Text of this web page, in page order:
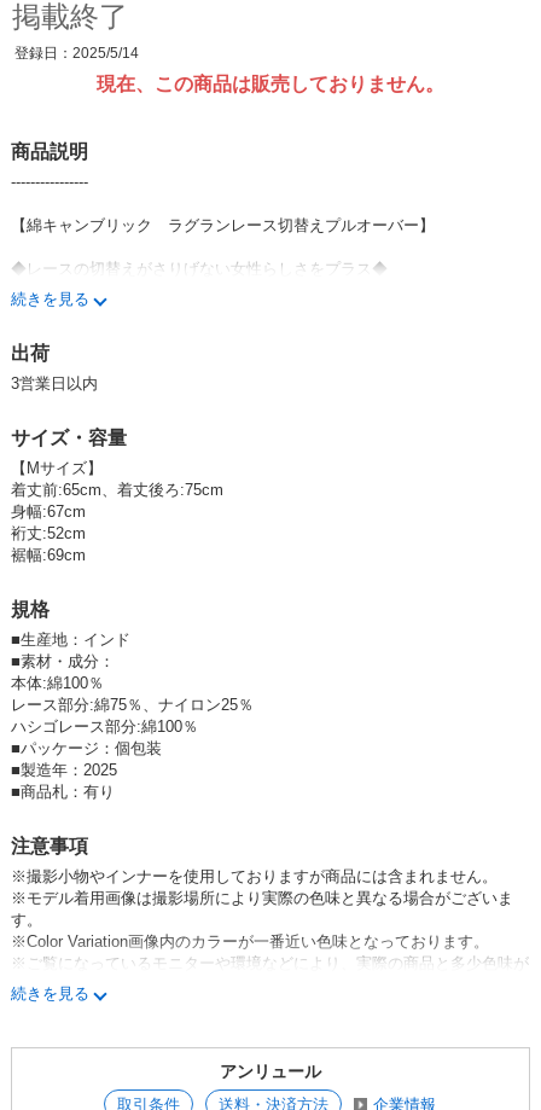
掲載終了
登録日：2025/5/14
現在、この商品は販売しておりません。
商品説明
----------------
【綿キャンブリック ラグランレース切替えプルオーバー】
◆レースの切替えがさりげない女性らしさをプラス◆
クルーネックデザインが使いやすい夏素材のプルオーバー。
ラグランシルエットは、肩の締め付けがないので快適な着心地です。
フロントや袖山にレースを施した、上品さのあるトップスです。
ハリ感がありながら綿素材が心地よい、キャンブリック生地を使用しまし
た。
----------------
着丈前:65cm、着丈後ろ:75cm
身幅:67cm
裄丈:52cm
裾幅:69cm
※平置き採寸になります。若干の誤差が生じる場合がございます。
----------------
【素材】
本体:綿100％
レース部分:綿75％、ナイロン25％
【伸縮性】なし
【透け感】淡色ややあり
----------------
【モデル着用サイズ】Mサイズ
【モデル体型】身長:172㎝
----------------
※撮影小物やインナーを使用しておりますが商品には含まれません。
※モデル着用画像は撮影場所により実際の色味と異なる場合がございま
※Color Variation画像内のカラーが一番近い色味となっております。
※ご覧になっているモニターや環境などにより実際の商品と多少色味が異
なって見える場合がございます。予めご了承をお願いいたします。
続きを見る
出荷
3営業日以内
サイズ・容量
【Mサイズ】
着丈前:65cm、着丈後ろ:75cm
身幅:67cm
裄丈:52cm
裾幅:69cm
規格
■生産地：インド
■素材・成分：
本体:綿100％
レース部分:綿75％、ナイロン25％
ハシゴレース部分:綿100％
■パッケージ：個包装
■製造年：2025
■商品札：有り
注意事項
※撮影小物やインナーを使用しておりますが商品には含まれません。
※モデル着用画像は撮影場所により実際の色味と異なる場合がございま
す。
※Color Variation画像内のカラーが一番近い色味となっております。
※ご覧になっているモニターや環境などにより、実際の商品と多少色味が
異なって見える場合がございます。
予めご了承をお願いいたします。
続きを見る
アンリュール
取引条件 送料・決済方法 企業情報